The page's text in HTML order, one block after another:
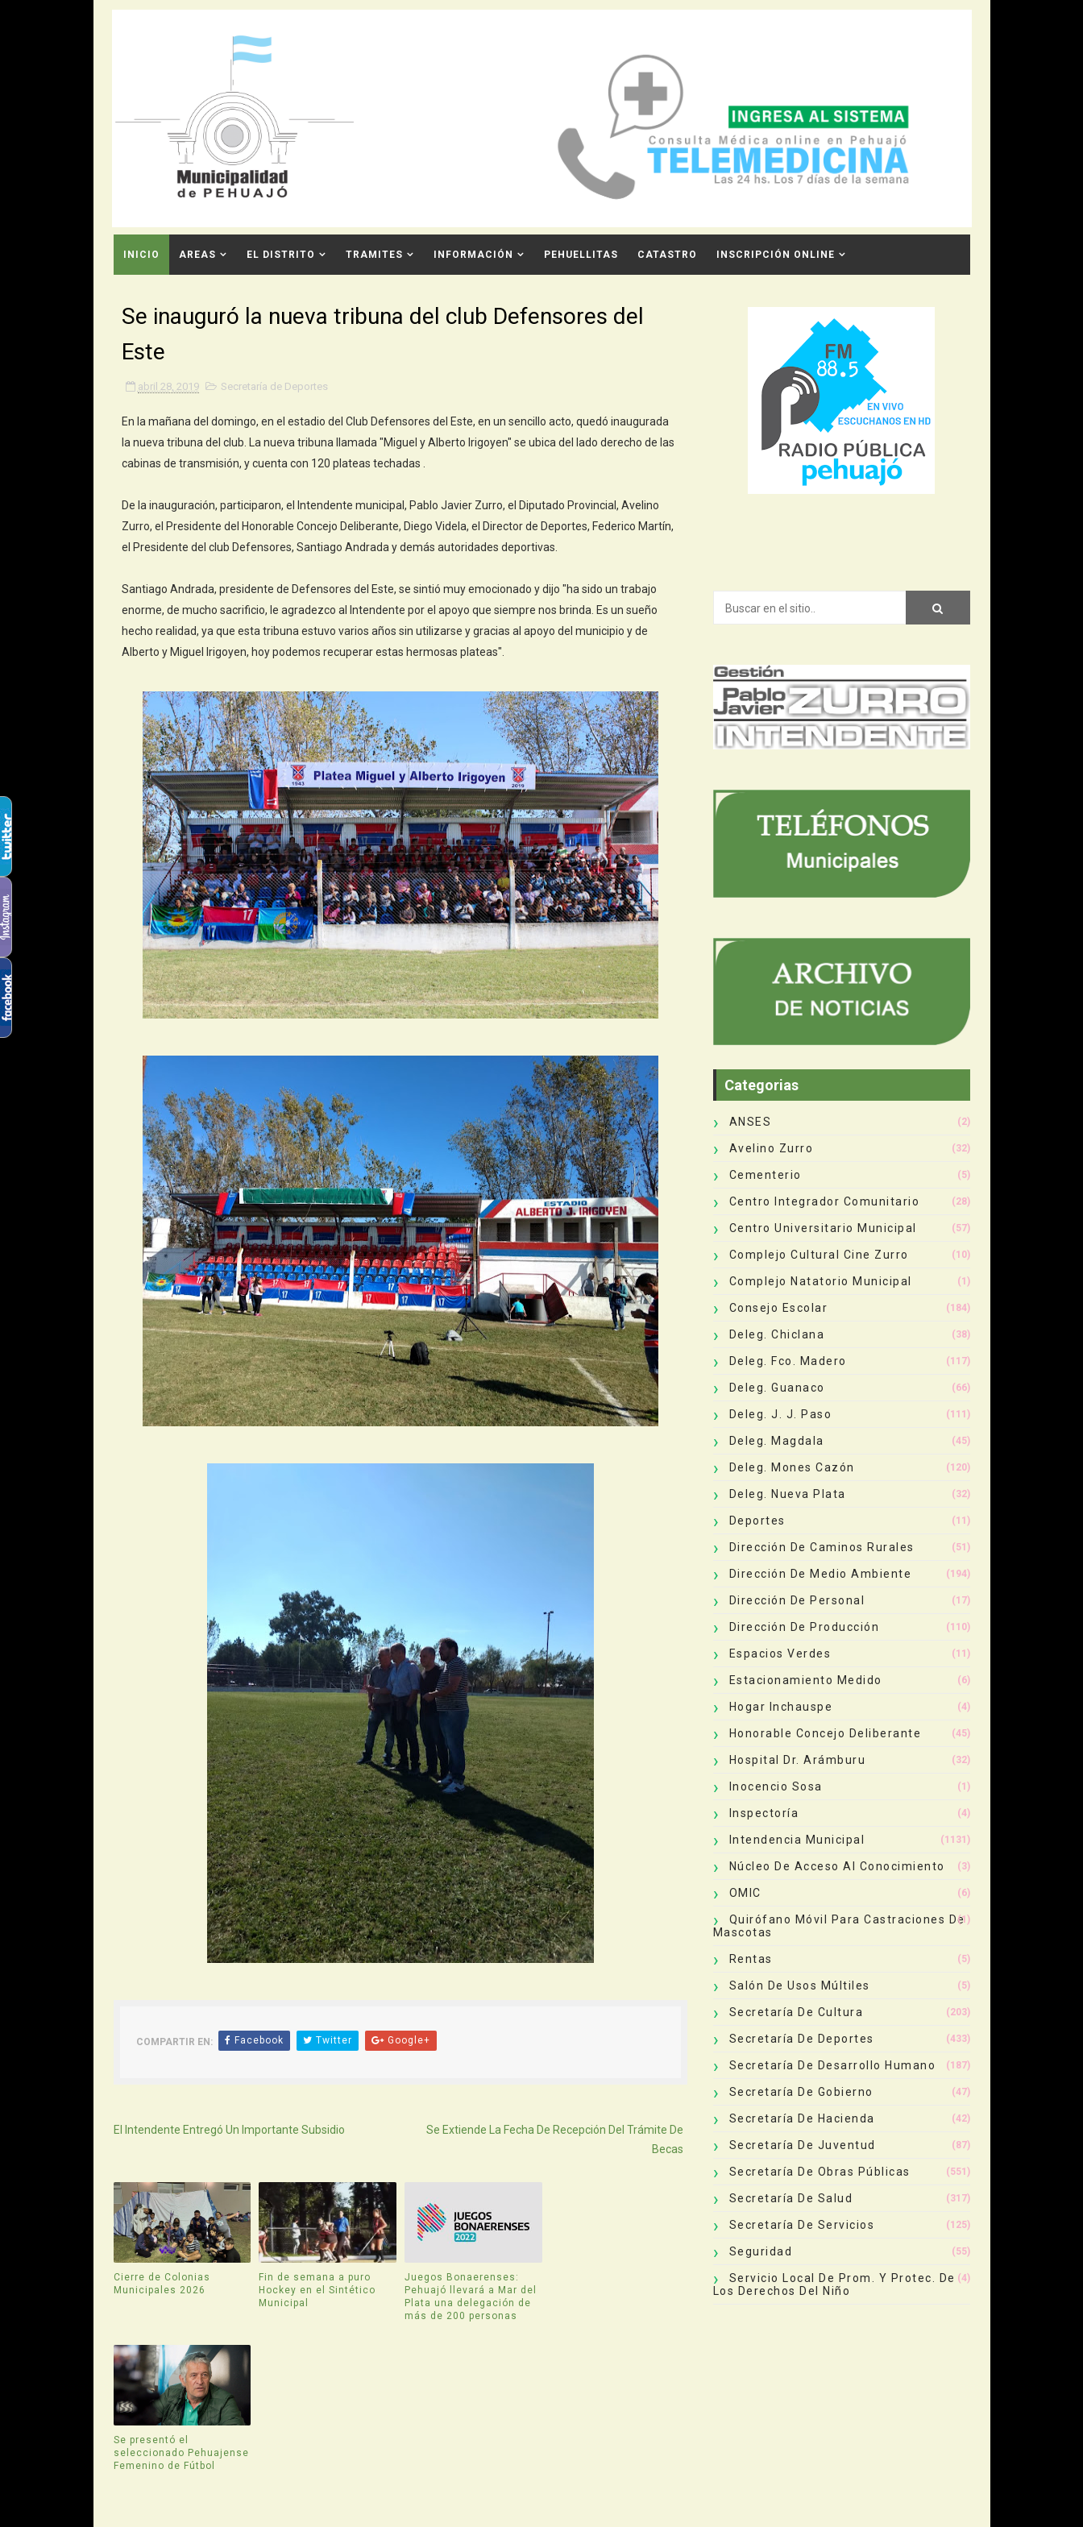
INICIO AREAS EL DISTRITO TRAMITES INFORMACIÓN PEHUELLITAS CATASTRO INSCRIPCIÓN ONLINE
Se inauguró la nueva tribuna del club Defensores del
Este
abril 28, 2019 Secretaría de Deportes
En la mañana del domingo, en el estadio del Club Defensores del Este, en un sencillo acto, quedó inaugurada
la nueva tribuna del club. La nueva tribuna llamada "Miguel y Alberto Irigoyen" se ubica del lado derecho de las
cabinas de transmisión, y cuenta con 120 plateas techadas .
De la inauguración, participaron, el Intendente municipal, Pablo Javier Zurro, el Diputado Provincial, Avelino
Zurro, el Presidente del Honorable Concejo Deliberante, Diego Videla, el Director de Deportes, Federico Martín,
el Presidente del club Defensores, Santiago Andrada y demás autoridades deportivas.
Santiago Andrada, presidente de Defensores del Este, se sintió muy emocionado y dijo "ha sido un trabajo
enorme, de mucho sacrificio, le agradezco al Intendente por el apoyo que siempre nos brinda. Es un sueño
hecho realidad, ya que esta tribuna estuvo varios años sin utilizarse y gracias al apoyo del municipio y de
Alberto y Miguel Irigoyen, hoy podemos recuperar estas hermosas plateas".
COMPARTIR EN: Facebook Twitter Google+
El Intendente Entregó Un Importante Subsidio
Se Extiende La Fecha De Recepción Del Trámite De
Becas
Cierre de Colonias
Municipales 2026
Fin de semana a puro
Hockey en el Sintético
Municipal
Juegos Bonaerenses:
Pehuajó llevará a Mar del
Plata una delegación de
más de 200 personas
Se presentó el
seleccionado Pehuajense
Femenino de Fútbol
Categorias
ANSES (2)
Avelino Zurro (32)
Cementerio (5)
Centro Integrador Comunitario (28)
Centro Universitario Municipal (57)
Complejo Cultural Cine Zurro (10)
Complejo Natatorio Municipal (1)
Consejo Escolar (184)
Deleg. Chiclana (38)
Deleg. Fco. Madero (117)
Deleg. Guanaco (66)
Deleg. J. J. Paso (111)
Deleg. Magdala (45)
Deleg. Mones Cazón (120)
Deleg. Nueva Plata (32)
Deportes (11)
Dirección De Caminos Rurales (51)
Dirección De Medio Ambiente (194)
Dirección De Personal (17)
Dirección De Producción (110)
Espacios Verdes (11)
Estacionamiento Medido (6)
Hogar Inchauspe (4)
Honorable Concejo Deliberante (45)
Hospital Dr. Arámburu (32)
Inocencio Sosa (1)
Inspectoría (4)
Intendencia Municipal (1131)
Núcleo De Acceso Al Conocimiento (3)
OMIC (6)
Quirófano Móvil Para Castraciones De
Mascotas
(1)
Rentas (5)
Salón De Usos Múltiles (5)
Secretaría De Cultura (203)
Secretaría De Deportes (433)
Secretaría De Desarrollo Humano (187)
Secretaría De Gobierno (47)
Secretaría De Hacienda (42)
Secretaría De Juventud (87)
Secretaría De Obras Públicas (551)
Secretaría De Salud (317)
Secretaría De Servicios (125)
Seguridad (55)
Servicio Local De Prom. Y Protec. De
Los Derechos Del Niño
(4)